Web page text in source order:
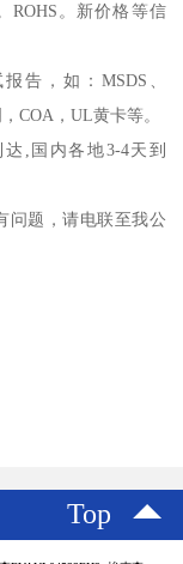
ROHS 。新价格等信
告，如： MSDS
COA ，UL黄卡等。
达 国内各地3-4天到
问题，请电联至我公
Top